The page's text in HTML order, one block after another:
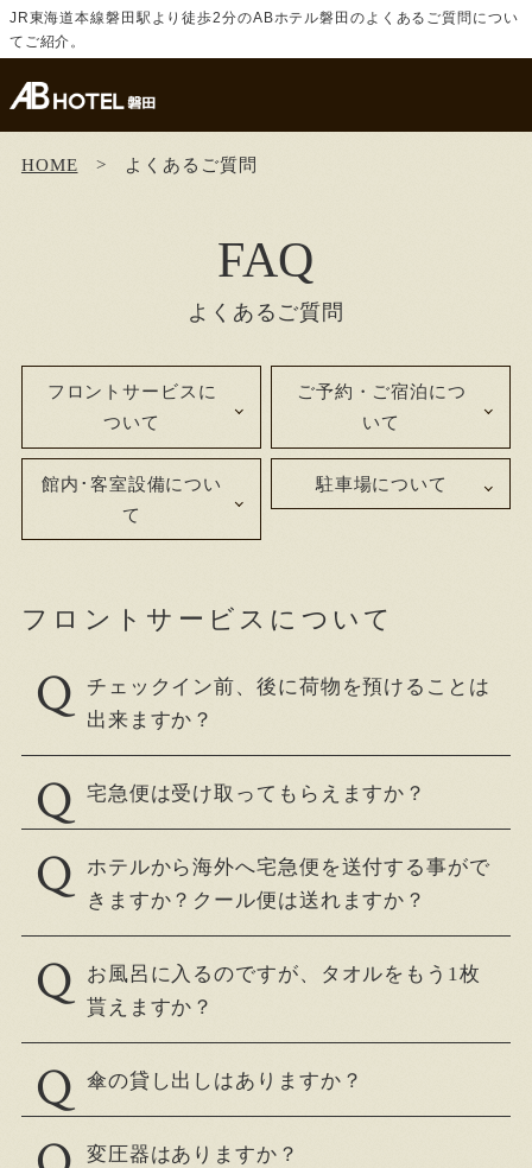
JR東海道本線磐田駅より徒歩2分のABホテル磐田のよくあるご質問につい
てご紹介。
HOME よくあるご質問
FAQ
よくあるご質問
フロントサービスに
ついて
ご予約・ご宿泊につ
いて
館内･客室設備につい
て
駐車場について
フロントサービスについて
チェックイン前、後に荷物を預けることは
出来ますか？
宅急便は受け取ってもらえますか？
ホテルから海外へ宅急便を送付する事がで
きますか？クール便は送れますか？
お風呂に入るのですが、タオルをもう1枚
貰えますか？
傘の貸し出しはありますか？
変圧器はありますか？